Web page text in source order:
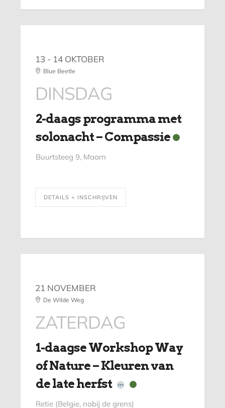
13 - 14 OKTOBER
Blue Beetle
DINSDAG
2-daags programma met
solonacht – Compassie
Buurtsteeg 9, Maarn
DETAILS + INSCHRIJVEN
21 NOVEMBER
De Wilde Weg
ZATERDAG
1-daagse Workshop Way
of Nature – Kleuren van
de late herfst
Retie (Belgie, nabij de grens)